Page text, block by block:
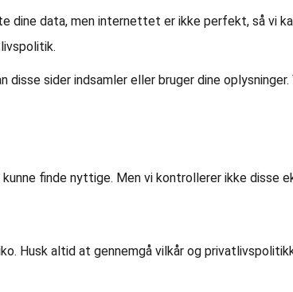
dine data, men internettet er ikke perfekt, så vi
sider indsamler eller bruger dine
finde nyttige. Men vi kontrollerer ikke disse
Husk altid at gennemgå vilkår og